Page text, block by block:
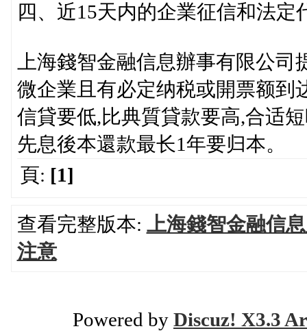
四、近15天内的企業征信和法定
上海錢智金融信息辦事有限公
微企業且有必定纳税或開票额到
信貸要低,比典質貸款要高,合适
先息後本還款最长1年要归本。
頁: [1]
查看完整版本: 上海錢智金融信
注意
Powered by Discuz! X3.3